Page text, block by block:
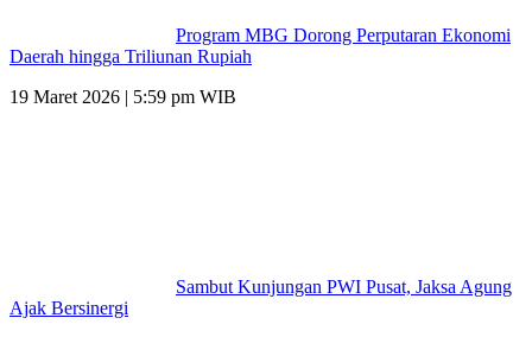
Program MBG Dorong Perputaran Ekonomi
Daerah hingga Triliunan Rupiah
19 Maret 2026 | 5:59 pm WIB
Sambut Kunjungan PWI Pusat, Jaksa Agung
Ajak Bersinergi